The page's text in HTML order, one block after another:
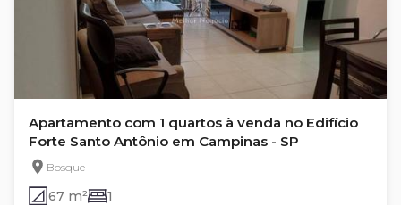
Apartamento com 1 quartos à venda no Edifício
Forte Santo Antônio em Campinas - SP
Bosque
67 m² 1